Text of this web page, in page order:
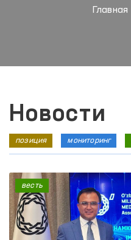
Главная
Новости
позиция мониторинг
весть